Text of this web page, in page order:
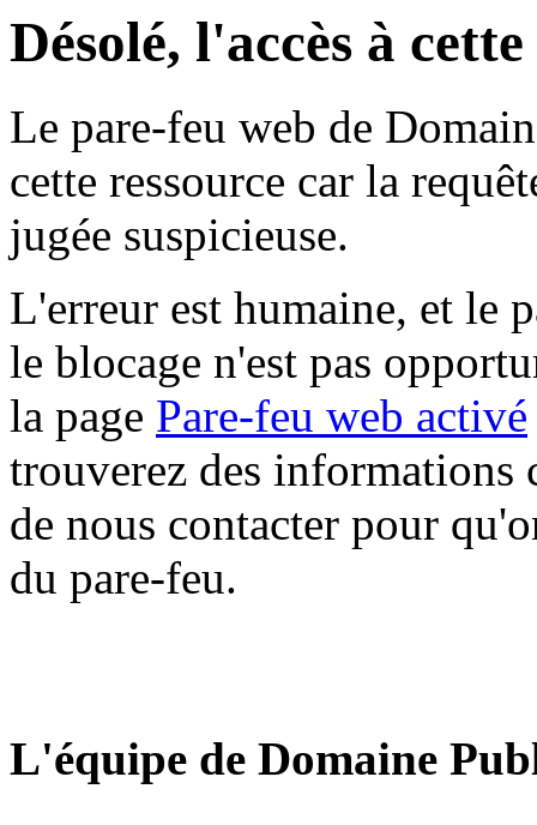
Désolé, l'accès à
Le pare-feu web de
cette ressource car la
jugée suspicieuse.
L'erreur est humaine, et le
le blocage n'est pas
la page Pare-feu web activé
trouverez des informations
de nous contacter pour
du pare-feu.
L'équipe de Domaine